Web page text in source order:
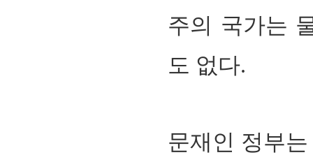
주의 국가는
도 없다.
문재인 정부